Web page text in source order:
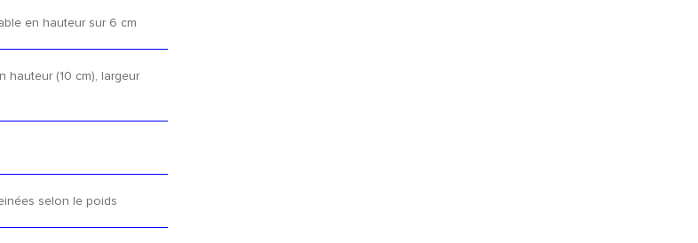
en hauteur sur 6 cm
hauteur (10 cm), largeur
selon le poids